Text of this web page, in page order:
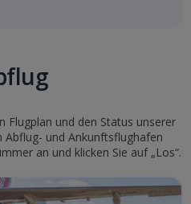
Flugplan und den Status unserer
Abflug- und Ankunftsflughafen
an und klicken Sie auf „Los“.